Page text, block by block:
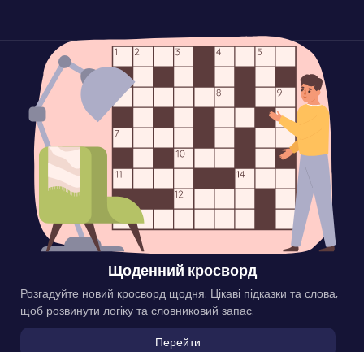
Щоденний кросворд
Розгадуйте новий кросворд щодня. Цікаві підказки та слова,
щоб розвинути логіку та словниковий запас.
Перейти